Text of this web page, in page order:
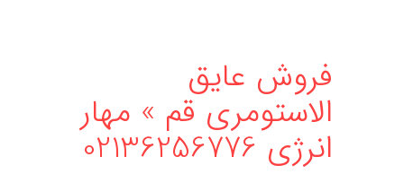
فروش عایق
الاستومری قم » مهار
انرژی 02136256776